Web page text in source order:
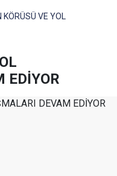
KÖRÜSÜ VE YOL
EDİYOR